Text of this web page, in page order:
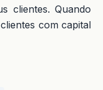
clientes. Quando
com capital